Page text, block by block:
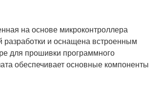
на основе микроконтроллера
и оснащена встроенным
для прошивки программного
обеспечивает основные компоненты